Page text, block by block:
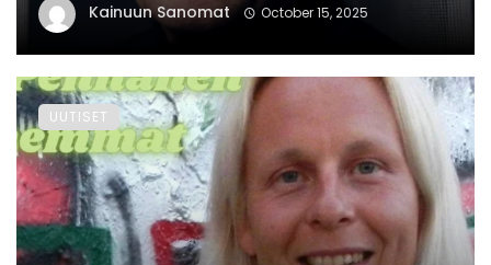
Kainuun Sanomat October 15, 2025
UUTISET